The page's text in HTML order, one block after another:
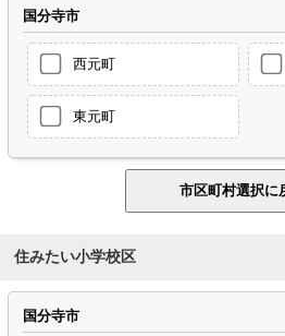
国分寺市
西元町
東元町
住みたい小学校区
国分寺市